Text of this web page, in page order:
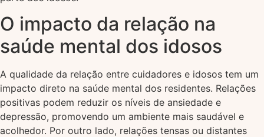
O impacto da relação na
saúde mental dos idosos
A qualidade da relação entre cuidadores e idosos tem um
impacto direto na saúde mental dos residentes. Relações
positivas podem reduzir os níveis de ansiedade e
depressão, promovendo um ambiente mais saudável e
acolhedor. Por outro lado, relações tensas ou distantes